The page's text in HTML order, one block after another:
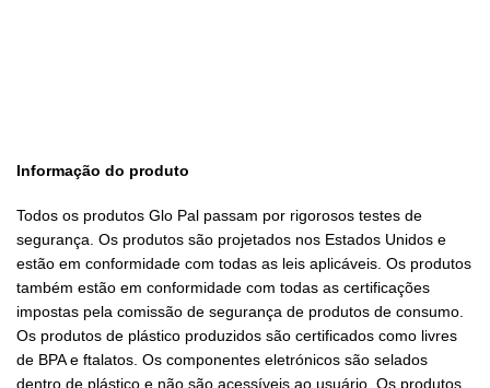
Informação do produto
Todos os produtos Glo Pal passam por rigorosos testes de
segurança. Os produtos são projetados nos Estados Unidos e
estão em conformidade com todas as leis aplicáveis. Os produtos
também estão em conformidade com todas as certificações
impostas pela comissão de segurança de produtos de consumo.
Os produtos de plástico produzidos são certificados como livres
de BPA e ftalatos. Os componentes eletrónicos são selados
dentro de plástico e não são acessíveis ao usuário. Os produtos